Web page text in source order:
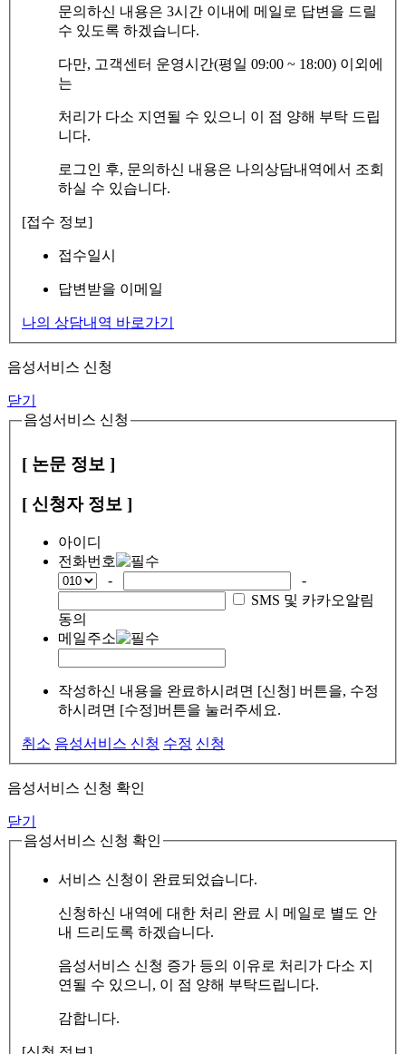
문의하신 내용은 3시간 이내에 메일로 답변을 드릴
수 있도록 하겠습니다.
다만, 고객센터 운영시간(평일 09:00 ~ 18:00) 이외에
는
처리가 다소 지연될 수 있으니 이 점 양해 부탁 드립
니다.
로그인 후, 문의하신 내용은 나의상담내역에서 조회
하실 수 있습니다.
[접수 정보]
접수일시
답변받을 이메일
나의 상담내역 바로가기
음성서비스 신청
닫기
음성서비스 신청
[ 논문 정보 ]
[ 신청자 정보 ]
아이디
전화번호
-
-
SMS 및 카카오알림
동의
메일주소
작성하신 내용을 완료하시려면 [신청] 버튼을, 수정
하시려면 [수정]버튼을 눌러주세요.
취소 음성서비스 신청 수정 신청
음성서비스 신청 확인
닫기
음성서비스 신청 확인
서비스 신청이 완료되었습니다.
신청하신 내역에 대한 처리 완료 시 메일로 별도 안
내 드리도록 하겠습니다.
음성서비스 신청 증가 등의 이유로 처리가 다소 지
연될 수 있으니, 이 점 양해 부탁드립니다.
감합니다.